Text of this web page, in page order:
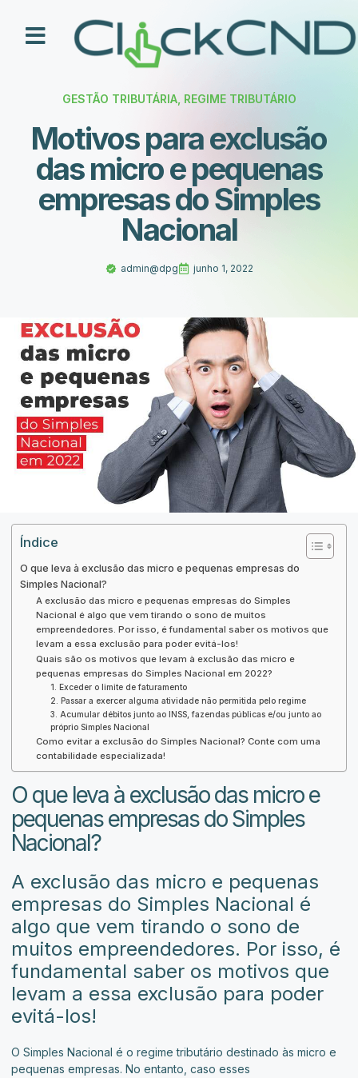
GESTÃO TRIBUTÁRIA, REGIME TRIBUTÁRIO
Motivos para exclusão
das micro e pequenas
empresas do Simples
Nacional
admin@dpg junho 1, 2022
Índice
O que leva à exclusão das micro e pequenas empresas do
Simples Nacional?
A exclusão das micro e pequenas empresas do Simples
Nacional é algo que vem tirando o sono de muitos
empreendedores. Por isso, é fundamental saber os motivos que
levam a essa exclusão para poder evitá-los!
Quais são os motivos que levam à exclusão das micro e
pequenas empresas do Simples Nacional em 2022?
1. Exceder o limite de faturamento
2. Passar a exercer alguma atividade não permitida pelo regime
3. Acumular débitos junto ao INSS, fazendas públicas e/ou junto ao
próprio Simples Nacional
Como evitar a exclusão do Simples Nacional? Conte com uma
contabilidade especializada!
O que leva à exclusão das micro e
pequenas empresas do Simples
Nacional?
A exclusão das micro e pequenas
empresas do Simples Nacional é
algo que vem tirando o sono de
muitos empreendedores. Por isso, é
fundamental saber os motivos que
levam a essa exclusão para poder
evitá-los!
O Simples Nacional é o regime tributário destinado às micro e
pequenas empresas. No entanto, caso esses